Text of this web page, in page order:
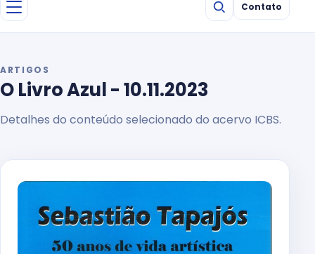
Contato
ARTIGOS
O Livro Azul - 10.11.2023
Detalhes do conteúdo selecionado do acervo ICBS.